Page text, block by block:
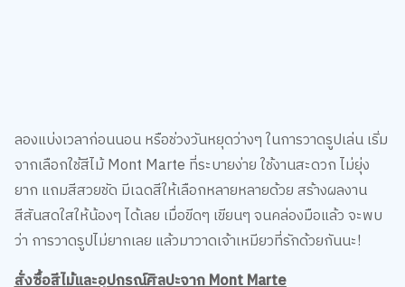
ลองแบ่งเวลาก่อนนอน หรือช่วงวันหยุดว่างๆ ในการวาดรูปเล่น เริ่ม
จากเลือกใช้สีไม้ Mont Marte ที่ระบายง่าย ใช้งานสะดวก ไม่ยุ่ง
ยาก แถมสีสวยชัด มีเฉดสีให้เลือกหลายหลายด้วย สร้างผลงาน
สีสันสดใสให้น้องๆ ได้เลย เมื่อขีดๆ เขียนๆ จนคล่องมือแล้ว จะพบ
ว่า การวาดรูปไม่ยากเลย แล้วมาวาดเจ้าเหมียวที่รักด้วยกันนะ!
สั่งซื้อสีไม้และอุปกรณ์ศิลปะจาก Mont Marte